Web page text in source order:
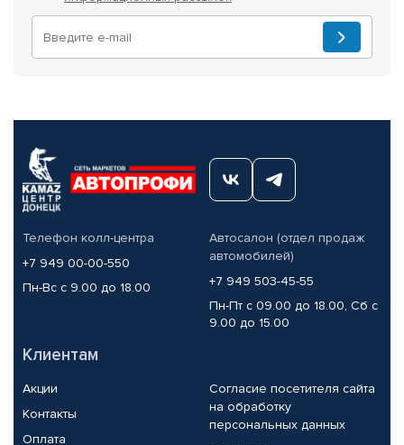
Телефон колл-центра
+7 949 00-00-550
Пн-Вс с 9.00 до 18.00
Автосалон (отдел продаж
автомобилей)
+7 949 503-45-55
Пн-Пт с 09.00 до 18.00, Сб с
9.00 до 15.00
Клиентам
Акции
Контакты
Оплата
Согласие посетителя сайта
на обработку
персональных данных